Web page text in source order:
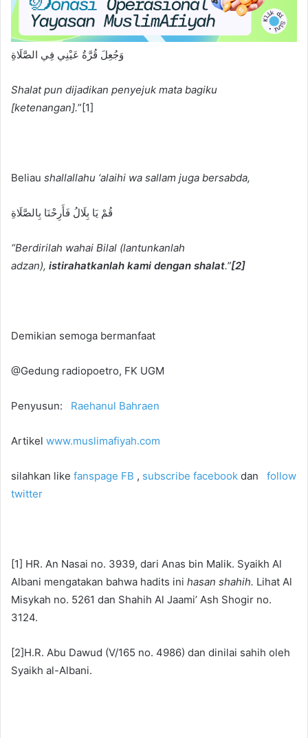
وَجُعِلَ قُرَّةُ عَيْنِي فِي الصَّلَاةِ
Shalat pun dijadikan penyejuk mata bagiku
[ketenangan].”[1]
Beliau shallallahu ‘alaihi wa sallam juga bersabda,
قُمْ يَا بِلَالُ فَأَرِحْنَا بِالصَّلَاةِ
“Berdirilah wahai Bilal (lantunkanlah
adzan), istirahatkanlah kami dengan shalat.”[2]
Demikian semoga bermanfaat
@Gedung radiopoetro, FK UGM
Penyusun: Raehanul Bahraen
Artikel www.muslimafiyah.com
silahkan like fanspage FB , subscribe facebook dan
follow
twitter
[1] HR. An Nasai no. 3939, dari Anas bin Malik. Syaikh Al
Albani mengatakan bahwa hadits ini hasan shahih. Lihat Al
Misykah no. 5261 dan Shahih Al Jaami’ Ash Shogir no.
3124.
[2]H.R. Abu Dawud (V/165 no. 4986) dan dinilai sahih oleh
Syaikh al-Albani.